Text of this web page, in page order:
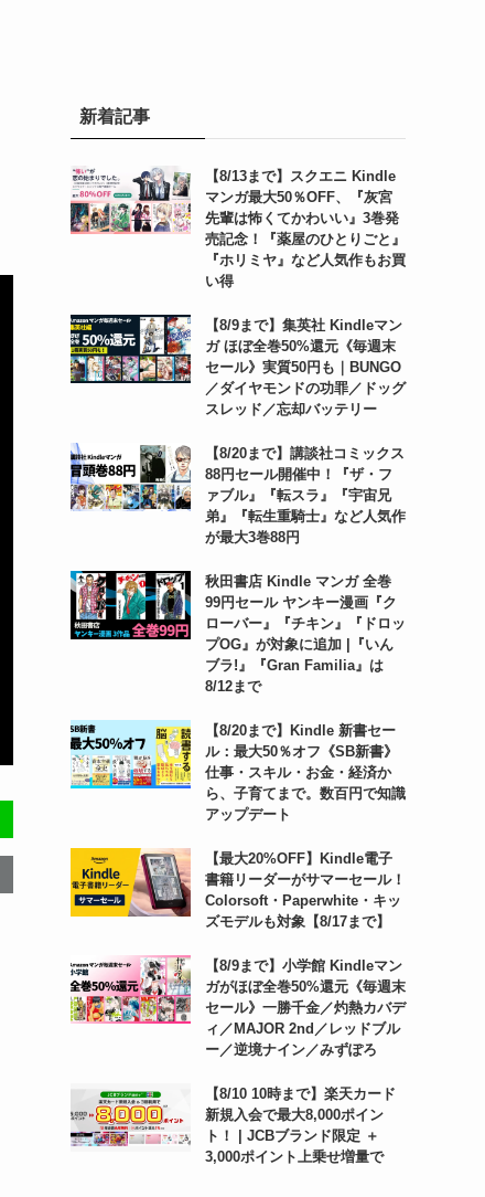
新着記事
【8/13まで】スクエニ Kindle
マンガ最大50％OFF、『灰宮
先輩は怖くてかわいい』3巻発
売記念！『薬屋のひとりごと』
『ホリミヤ』など人気作もお買
い得
【8/9まで】集英社 Kindleマン
ガ ほぼ全巻50%還元《毎週末
セール》実質50円も｜BUNGO
／ダイヤモンドの功罪／ドッグ
スレッド／忘却バッテリー
【8/20まで】講談社コミックス
88円セール開催中！『ザ・フ
ァブル』『転スラ』『宇宙兄
弟』『転生重騎士』など人気作
が最大3巻88円
秋田書店 Kindle マンガ 全巻
99円セール ヤンキー漫画『ク
ローバー』『チキン』『ドロッ
プOG』が対象に追加 |『いん
ブラ!』『Gran Familia』は
8/12まで
【8/20まで】Kindle 新書セー
ル：最大50％オフ《SB新書》
仕事・スキル・お金・経済か
ら、子育てまで。数百円で知識
アップデート
【最大20%OFF】Kindle電子
書籍リーダーがサマーセール！
Colorsoft・Paperwhite・キッ
ズモデルも対象【8/17まで】
【8/9まで】小学館 Kindleマン
ガがほぼ全巻50%還元《毎週末
セール》一勝千金／灼熱カバデ
ィ／MAJOR 2nd／レッドブル
ー／逆境ナイン／みずぽろ
【8/10 10時まで】楽天カード
新規入会で最大8,000ポイン
ト！ | JCBブランド限定 ＋
3,000ポイント上乗せ増量で